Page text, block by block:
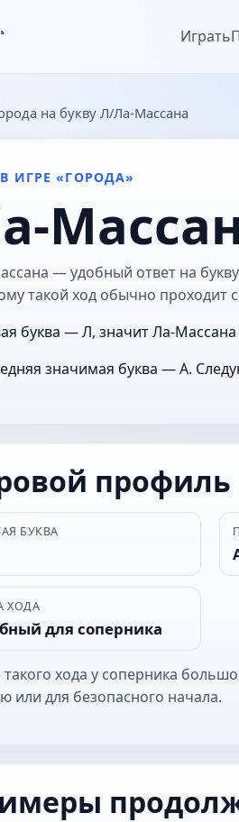
Играть
на букву Л Ла-Массана
ИГРЕ «ГОРОДА»
— удобный ответ на
такой ход обычно проходит
буква — Л, значит Ла-
значимая буква — А.
профиль
БУКВА
ХОДА
для соперника
такого хода у соперника
или для безопасного начала.